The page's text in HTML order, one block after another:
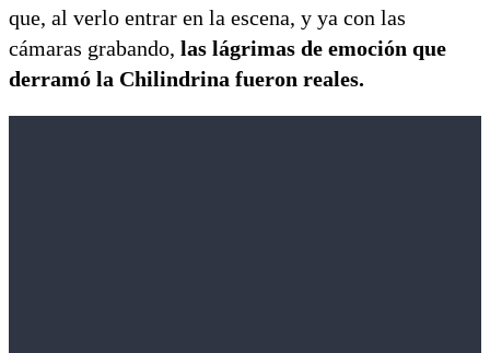
que, al verlo entrar en la escena, y ya con las
cámaras grabando, las lágrimas de emoción que
derramó la Chilindrina fueron reales.